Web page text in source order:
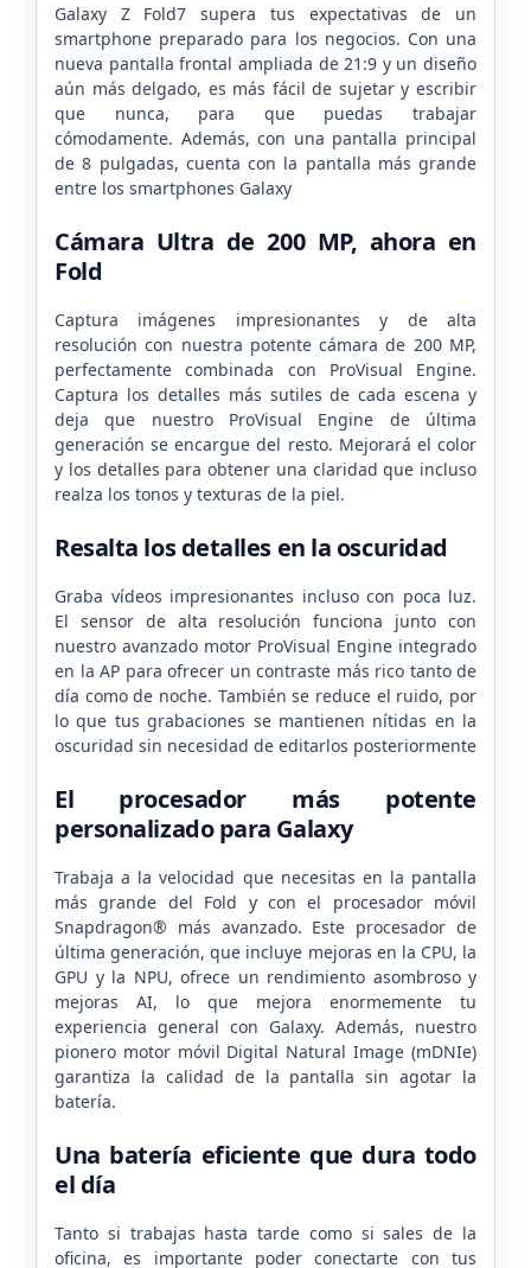
Galaxy Z Fold7 supera tus expectativas de un
smartphone preparado para los negocios. Con una
nueva pantalla frontal ampliada de 21:9 y un diseño
aún más delgado, es más fácil de sujetar y escribir
que nunca, para que puedas trabajar
cómodamente. Además, con una pantalla principal
de 8 pulgadas, cuenta con la pantalla más grande
entre los smartphones Galaxy
Cámara Ultra de 200 MP, ahora en
Fold
Captura imágenes impresionantes y de alta
resolución con nuestra potente cámara de 200 MP,
perfectamente combinada con ProVisual Engine.
Captura los detalles más sutiles de cada escena y
deja que nuestro ProVisual Engine de última
generación se encargue del resto. Mejorará el color
y los detalles para obtener una claridad que incluso
realza los tonos y texturas de la piel.
Resalta los detalles en la oscuridad
Graba vídeos impresionantes incluso con poca luz.
El sensor de alta resolución funciona junto con
nuestro avanzado motor ProVisual Engine integrado
en la AP para ofrecer un contraste más rico tanto de
día como de noche. También se reduce el ruido, por
lo que tus grabaciones se mantienen nítidas en la
oscuridad sin necesidad de editarlos posteriormente
El procesador más potente
personalizado para Galaxy
Trabaja a la velocidad que necesitas en la pantalla
más grande del Fold y con el procesador móvil
Snapdragon® más avanzado. Este procesador de
última generación, que incluye mejoras en la CPU, la
GPU y la NPU, ofrece un rendimiento asombroso y
mejoras AI, lo que mejora enormemente tu
experiencia general con Galaxy. Además, nuestro
pionero motor móvil Digital Natural Image (mDNIe)
garantiza la calidad de la pantalla sin agotar la
batería.
Una batería eficiente que dura todo
el día
Tanto si trabajas hasta tarde como si sales de la
oficina, es importante poder conectarte con tus